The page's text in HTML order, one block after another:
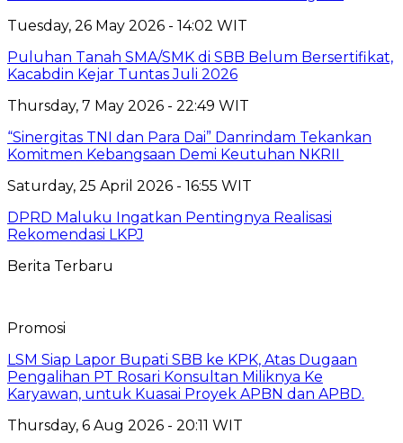
Tuesday, 26 May 2026 - 14:02 WIT
Puluhan Tanah SMA/SMK di SBB Belum Bersertifikat,
Kacabdin Kejar Tuntas Juli 2026
Thursday, 7 May 2026 - 22:49 WIT
“Sinergitas TNI dan Para Dai” Danrindam Tekankan
Komitmen Kebangsaan Demi Keutuhan NKRII ‎
Saturday, 25 April 2026 - 16:55 WIT
DPRD Maluku Ingatkan Pentingnya Realisasi
Rekomendasi LKPJ
Berita Terbaru
Promosi
LSM Siap Lapor Bupati SBB ke KPK, Atas Dugaan
Pengalihan PT Rosari Konsultan Miliknya Ke
Karyawan, untuk Kuasai Proyek APBN dan APBD.
Thursday, 6 Aug 2026 - 20:11 WIT